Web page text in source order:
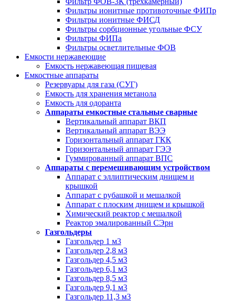
Фильтры ионитные противоточные ФИПр
Фильтры ионитные ФИСД
Фильтры сорбционные угольные ФСУ
Фильтры ФИПа
Фильтры осветлительные ФОВ
Емкости нержавеющие
Емкость нержавеющая пищевая
Емкостные аппараты
Резервуары для газа (СУГ)
Емкость для хранения метанола
Емкость для одоранта
Аппараты емкостные стальные сварные
Вертикальный аппарат ВКП
Вертикальный аппарат ВЭЭ
Горизонтальный аппарат ГКК
Горизонтальный аппарат ГЭЭ
Гуммированный аппарат ВПС
Аппараты с перемешивающим устройством
Аппарат с эллиптическим днищем и
крышкой
Аппарат с рубашкой и мешалкой
Аппарат с плоским днищем и крышкой
Химический реактор с мешалкой
Реактор эмалированный СЭрн
Газгольдеры
Газгольдер 1 м3
Газгольдер 2,8 м3
Газгольдер 4,5 м3
Газгольдер 6,1 м3
Газгольдер 8,5 м3
Газгольдер 9,1 м3
Газгольдер 11,3 м3